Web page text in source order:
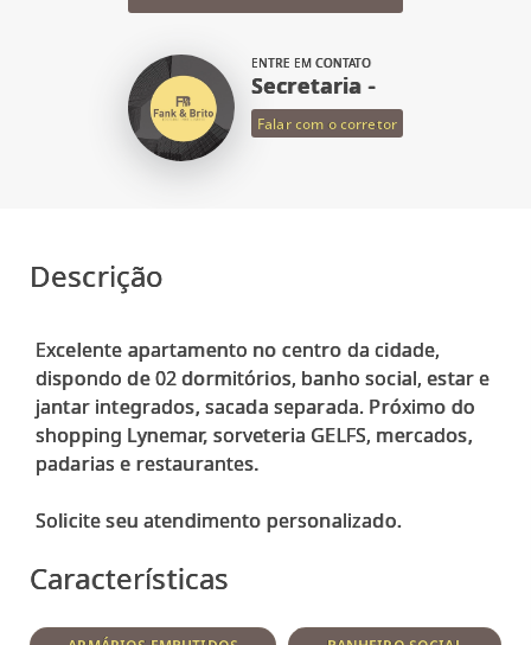
ENTRE EM CONTATO
Secretaria -
Falar com o corretor
Descrição
Excelente apartamento no centro da cidade,
dispondo de 02 dormitórios, banho social, estar e
jantar integrados, sacada separada. Próximo do
shopping Lynemar, sorveteria GELFS, mercados,
padarias e restaurantes.
Solicite seu atendimento personalizado.
Características